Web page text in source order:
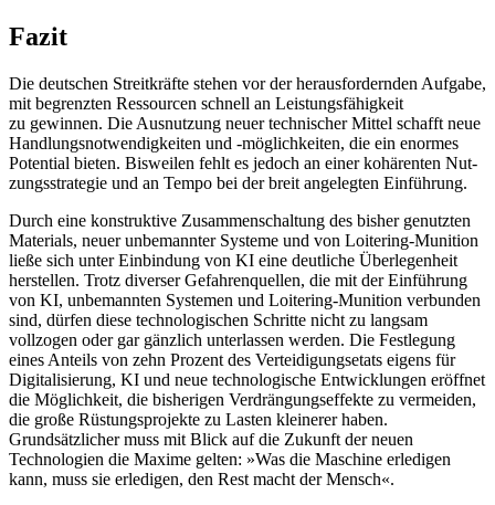
Fazit
Die deutschen Streitkräfte stehen vor der herausfordernden Aufgabe,
mit begrenzten Ressourcen schnell an Leistungsfähigkeit
zu gewinnen. Die Ausnutzung neuer tech­nischer Mittel schafft neue
Handlungs­notwendigkeiten und ‑möglichkeiten, die ein enormes
Potential bieten. Bisweilen fehlt es jedoch an einer kohärenten Nut­
zungsstrategie und an Tempo bei der breit angelegten Einführung.
Durch eine konstruktive Zusammenschaltung des bisher genutzten
Materials, neuer unbemannter Systeme und von Loi­tering-Munition
ließe sich unter Einbin­dung von KI eine deutliche Überlegenheit
herstellen. Trotz diverser Gefah­renquellen, die mit der Einführung
von KI, unbemannten Systemen und Loitering-Munition ver­bunden
sind, dürfen diese technologischen Schritte nicht zu langsam
vollzogen oder gar gänzlich unterlassen werden. Die Fest­legung
eines Anteils von zehn Prozent des Verteidigungsetats eigens für
Digitalisierung, KI und neue technologische Entwicklungen eröffnet
die Möglichkeit, die bis­herigen Verdrängungseffekte zu vermeiden,
die große Rüstungsprojekte zu Lasten klei­nerer haben.
Grundsätzlicher muss mit Blick auf die Zukunft der neuen
Technologien die Maxime gelten: »Was die Maschine erledigen
kann, muss sie erledigen, den Rest macht der Mensch«.